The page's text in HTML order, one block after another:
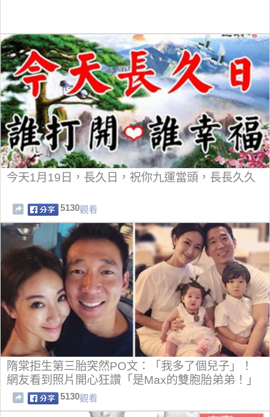
今天1月19日，長久日，祝你九運當頭，長長久久
5130觀看
隋棠拒生第三胎突然PO文：「我多了個兒子」！
網友看到照片開心狂讚「是Max的雙胞胎弟弟！」
5130觀看